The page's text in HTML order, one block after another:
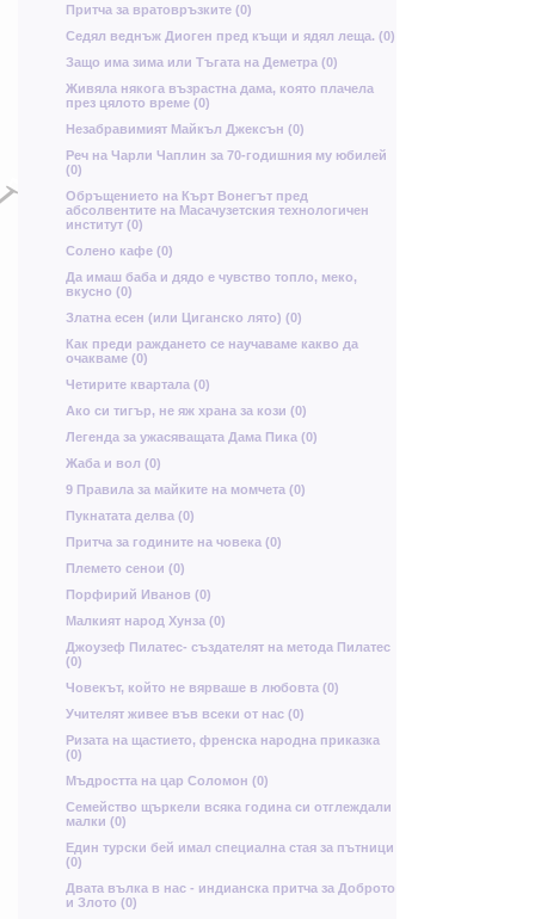
Ч
ф
Р
й
а
Я
п
В
т
щ
т
Ч
ж
Я
Н
к
И
Г
д
к
П
Ю
ц
Притча за вратовръзките (0)
Седял веднъж Диоген пред къщи и ядял леща. (0)
Защо има зима или Тъгата на Деметра (0)
Живяла някога възрастна дама, която плачела
през цялото време (0)
Незабравимият Майкъл Джексън (0)
Реч на Чарли Чаплин за 70-годишния му юбилей
(0)
Oбръщението на Кърт Вонегът пред
абсолвентите на Масачузетския технологичен
институт (0)
Солено кафе (0)
Да имаш баба и дядо е чувство топло, меко,
вкусно (0)
Златна есен (или Циганско лято) (0)
Как преди раждането се научаваме какво да
очакваме (0)
Четирите квартала (0)
Ако си тигър, не яж храна за кози (0)
Легенда за ужасяващата Дама Пика (0)
Жаба и вол (0)
9 Правила за майките на момчета (0)
Пукнатата делва (0)
Притча за годините на човека (0)
Племето сенои (0)
Порфирий Иванов (0)
Малкият народ Хунза (0)
Джоузеф Пилатес- създателят на метода Пилатес
(0)
Човекът, който не вярваше в любовта (0)
Учителят живее във всеки от нас (0)
Ризата на щастието, френска народна приказка
(0)
Мъдростта на цар Соломон (0)
Семейство щъркели всяка година си отглеждали
малки (0)
Един турски бей имал специална стая за пътници
(0)
Двата вълка в нас - индианска притча за Доброто
и Злото (0)